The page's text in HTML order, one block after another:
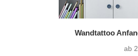
Wandtattoo
ab